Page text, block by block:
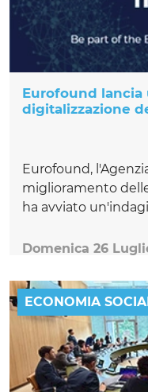
Eurofound
digitalizzazione
Eurofound,
miglioramento
ha avviato
Domenica 26
ECONOMIA